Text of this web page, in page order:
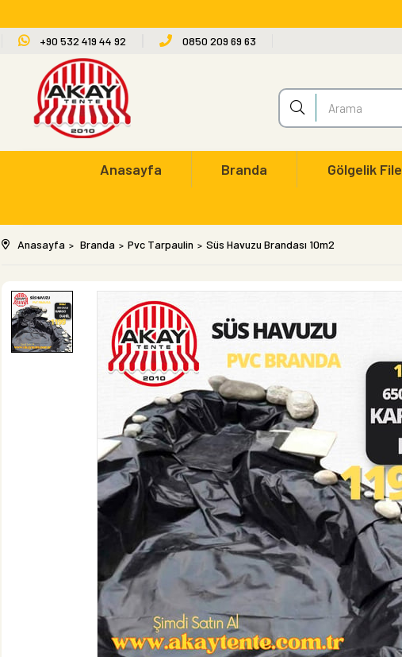
+90 532 419 44 92 0850 209 69 63
Anasayfa Branda Gölgelik File
Anasayfa Branda Pvc Tarpaulin Süs Havuzu Brandası 10m2